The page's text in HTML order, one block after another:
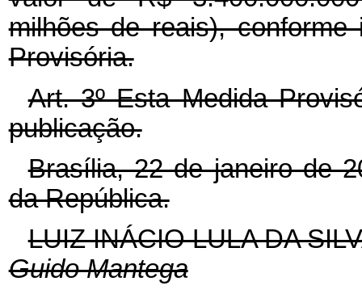
milhões de reais),
Provisória.
Art. 3º Esta Medida
publicação.
Brasília, 22 de janeiro de
da República.
LUIZ INÁCIO LULA DA
Guido Mantega